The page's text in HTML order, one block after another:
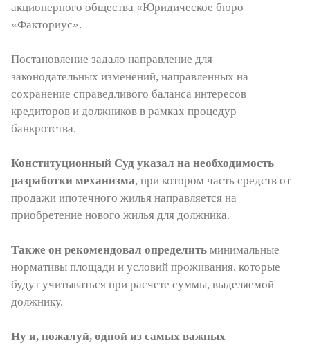
акционерного общества «Юридическое бюро
«Факториус».
Постановление задало направление для
законодательных изменений, направленных на
сохранение справедливого баланса интересов
кредиторов и должников в рамках процедур
банкротства.
Конституционный Суд указал на необходимость
разработки механизма, при котором часть средств от
продажи ипотечного жилья направляется на
приобретение нового жилья для должника.
Также он рекомендовал определить минимальные
нормативы площади и условий проживания, которые
будут учитываться при расчете суммы, выделяемой
должнику.
Ну и, пожалуй, одной из самых важных